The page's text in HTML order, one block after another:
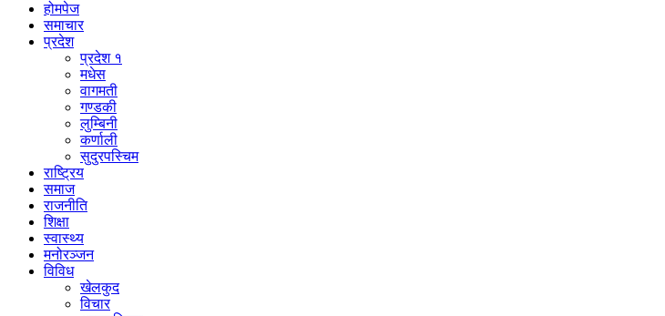
होमपेज
समाचार
प्रदेश
प्रदेश १
मधेस
वागमती
गण्डकी
लुम्बिनी
कर्णाली
सुदुरपस्चिम
राष्ट्रिय
समाज
राजनीति
शिक्षा
स्वास्थ्य
मनोरञ्जन
विविध
खेलकुद
विचार